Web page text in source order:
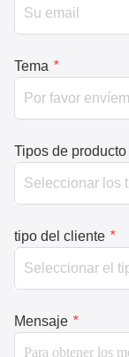
Tema *
Tipos de producto
tipo del cliente *
Mensaje *